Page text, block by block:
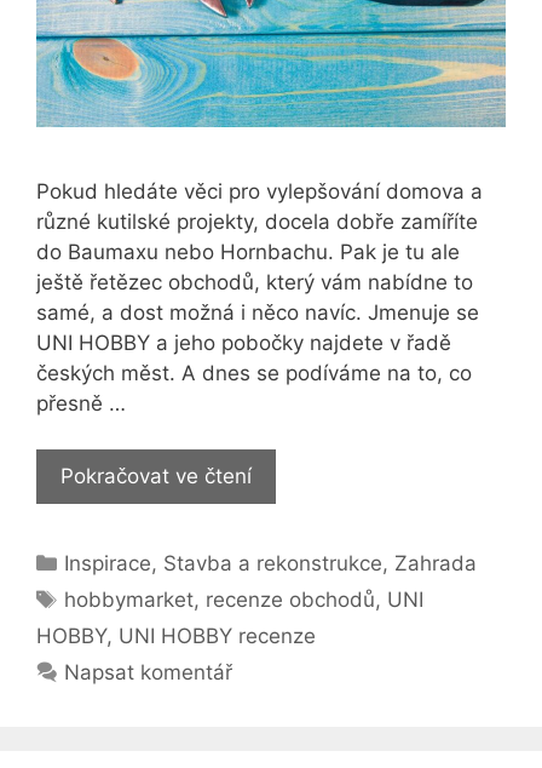
Pokud hledáte věci pro vylepšování domova a
různé kutilské projekty, docela dobře zamíříte
do Baumaxu nebo Hornbachu. Pak je tu ale
ještě řetězec obchodů, který vám nabídne to
samé, a dost možná i něco navíc. Jmenuje se
UNI HOBBY a jeho pobočky najdete v řadě
českých měst. A dnes se podíváme na to, co
přesně …
Pokračovat ve čteníUNI
HOBBY
Opravdu
v
něm
Rubriky
Inspirace, Stavba a rekonstrukce, Zahrada
Štítky
hobbymarket, recenze obchodů, UNI
HOBBY, UNI HOBBY recenze
Napsat komentář